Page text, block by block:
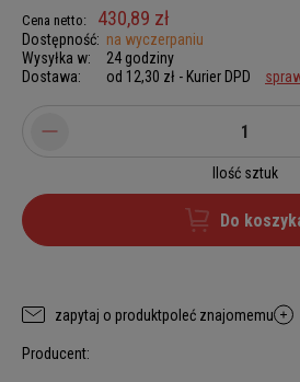
Cena netto: 430,89 zł
Dostępność: na wyczerpaniu
Wysyłka w:
24 godziny
Dostawa:
od 12,30 zł - Kurier DPD
Ilość sztuk
Do
zapytaj o produktpoleć znajomemu
Producent: